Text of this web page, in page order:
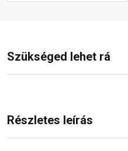
Szükséged lehet rá
Részletes leírás